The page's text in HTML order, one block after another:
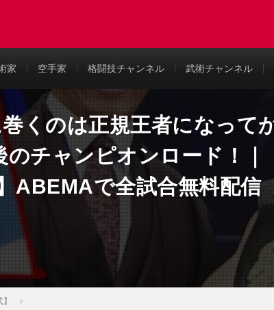
家 空手家 格闘技チャンネル 武術チャンネル
くのは正規王者になって
チャンピオンロード！｜
ABEMAで全試合無料配信